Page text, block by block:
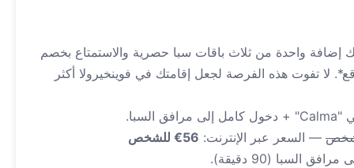
إضافة واحدة من ثلاث باقات سبا حصرية والاستمتاع بخصم
لا تفوت هذه الفرصة لجعل إقامتك في فوينخيرولا أكثر
— السعر عبر الإنترنت: 56€ للشخص